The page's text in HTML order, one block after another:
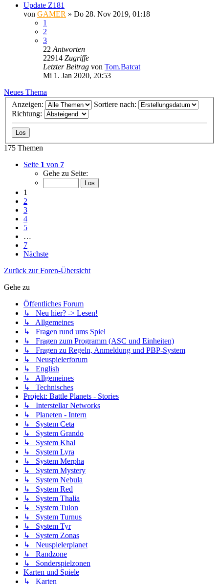
Update Z181
von GAMER » Do 28. Nov 2019, 01:18
1
2
3
22 Antworten
22914 Zugriffe
Letzter Beitrag von Tom.Batcat
Mi 1. Jan 2020, 20:53
Neues Thema
Anzeigen:
Sortiere nach:
Richtung:
175 Themen
Seite 1 von 7
Gehe zu Seite:
1
2
3
4
5
…
7
Nächste
Zurück zur Foren-Übersicht
Gehe zu
Öffentliches Forum
↳ Neu hier? -> Lesen!
↳ Allgemeines
↳ Fragen rund ums Spiel
↳ Fragen zum Programm (ASC und Einheiten)
↳ Fragen zu Regeln, Anmeldung und PBP-System
↳ Neuspielerforum
↳ English
↳ Allgemeines
↳ Technisches
Projekt: Battle Planets - Stories
↳ Interstellar Networks
↳ Planeten - Intern
↳ System Ceta
↳ System Grando
↳ System Khal
↳ System Lyra
↳ System Merpha
↳ System Mystery
↳ System Nebula
↳ System Red
↳ System Thalia
↳ System Tulon
↳ System Turnus
↳ System Tyr
↳ System Zonas
↳ Neuspielerplanet
↳ Randzone
↳ Sonderspielzonen
Karten und Spiele
↳ Karten